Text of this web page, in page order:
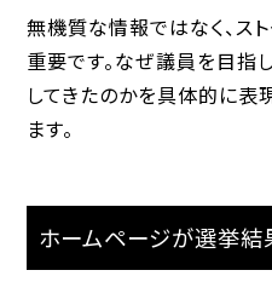
無機質な情報ではなく、ス
重要です。なぜ議員を目指
してきたのかを具体的に表
ます。
ホームページが選挙結